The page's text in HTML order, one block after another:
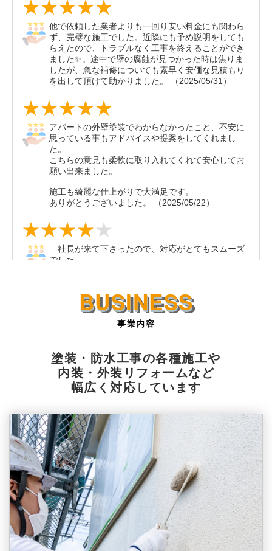
事業内容
塗装・防水工事の各種施工や
内装・外装リフォームなど
幅広く対応しています